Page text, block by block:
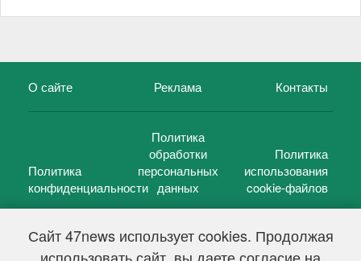
Сайт 47news использует cookies. Продолжая
О сайте Реклама Контакты
Политика
конфиденциальности
Политика
обработки
персональных
данных
Политика
использования
cookie-файлов